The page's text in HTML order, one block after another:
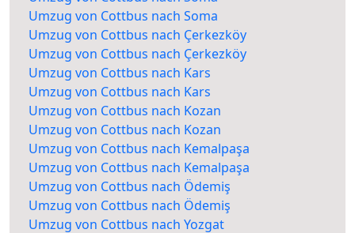
Umzug von Cottbus nach Soma
Umzug von Cottbus nach Çerkezköy
Umzug von Cottbus nach Çerkezköy
Umzug von Cottbus nach Kars
Umzug von Cottbus nach Kars
Umzug von Cottbus nach Kozan
Umzug von Cottbus nach Kozan
Umzug von Cottbus nach Kemalpaşa
Umzug von Cottbus nach Kemalpaşa
Umzug von Cottbus nach Ödemiş
Umzug von Cottbus nach Ödemiş
Umzug von Cottbus nach Yozgat